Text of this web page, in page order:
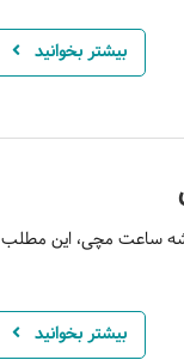
بیشتر بخوانید
ساعت مچی، این مطلب
بیشتر بخوانید